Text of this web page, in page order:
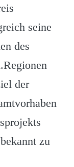
seine
des
der
zu